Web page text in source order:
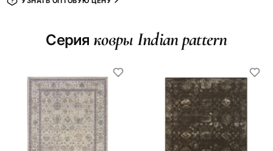
Серияковры Indian pattern